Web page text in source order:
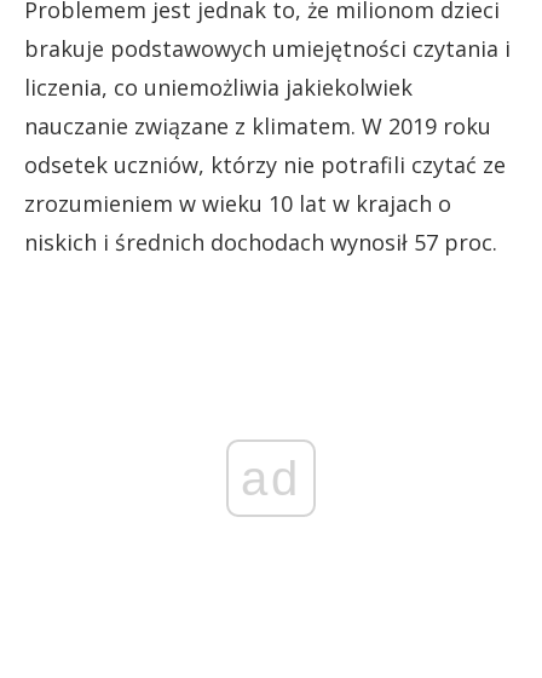
Problemem jest jednak to, że milionom dzieci
brakuje podstawowych umiejętności czytania i
liczenia, co uniemożliwia jakiekolwiek
nauczanie związane z klimatem. W 2019 roku
odsetek uczniów, którzy nie potrafili czytać ze
zrozumieniem w wieku 10 lat w krajach o
niskich i średnich dochodach wynosił 57 proc.
ad